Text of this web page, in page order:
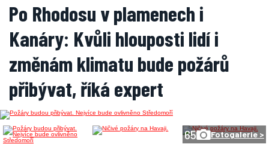
Po Rhodosu v plamenech i
Kanáry: Kvůli hlouposti lidí i
změnám klimatu bude požárů
přibývat, říká expert
65 Fotogalerie >